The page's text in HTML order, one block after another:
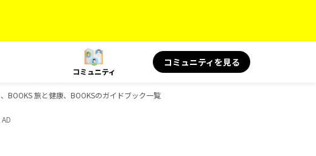
コミュニティ
コミュニティを見る
BOOKS 旅と健康、BOOKSのガイドブック一覧
AD